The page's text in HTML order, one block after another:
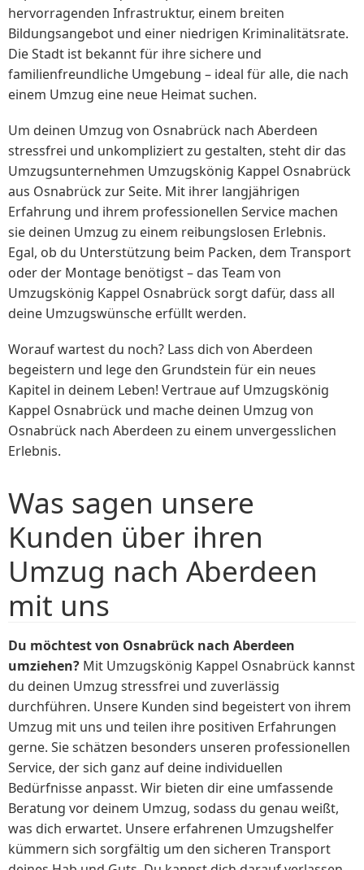
hervorragenden Infrastruktur, einem breiten
Bildungsangebot und einer niedrigen Kriminalitätsrate.
Die Stadt ist bekannt für ihre sichere und
familienfreundliche Umgebung – ideal für alle, die nach
einem Umzug eine neue Heimat suchen.
Um deinen Umzug von Osnabrück nach Aberdeen
stressfrei und unkompliziert zu gestalten, steht dir das
Umzugsunternehmen Umzugskönig Kappel Osnabrück
aus Osnabrück zur Seite. Mit ihrer langjährigen
Erfahrung und ihrem professionellen Service machen
sie deinen Umzug zu einem reibungslosen Erlebnis.
Egal, ob du Unterstützung beim Packen, dem Transport
oder der Montage benötigst – das Team von
Umzugskönig Kappel Osnabrück sorgt dafür, dass all
deine Umzugswünsche erfüllt werden.
Worauf wartest du noch? Lass dich von Aberdeen
begeistern und lege den Grundstein für ein neues
Kapitel in deinem Leben! Vertraue auf Umzugskönig
Kappel Osnabrück und mache deinen Umzug von
Osnabrück nach Aberdeen zu einem unvergesslichen
Erlebnis.
Was sagen unsere
Kunden über ihren
Umzug nach Aberdeen
mit uns
Du möchtest von Osnabrück nach Aberdeen
umziehen? Mit Umzugskönig Kappel Osnabrück kannst
du deinen Umzug stressfrei und zuverlässig
durchführen. Unsere Kunden sind begeistert von ihrem
Umzug mit uns und teilen ihre positiven Erfahrungen
gerne. Sie schätzen besonders unseren professionellen
Service, der sich ganz auf deine individuellen
Bedürfnisse anpasst. Wir bieten dir eine umfassende
Beratung vor deinem Umzug, sodass du genau weißt,
was dich erwartet. Unsere erfahrenen Umzugshelfer
kümmern sich sorgfältig um den sicheren Transport